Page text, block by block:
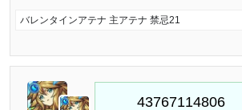
バレンタインアテナ 主アテナ 禁忌21